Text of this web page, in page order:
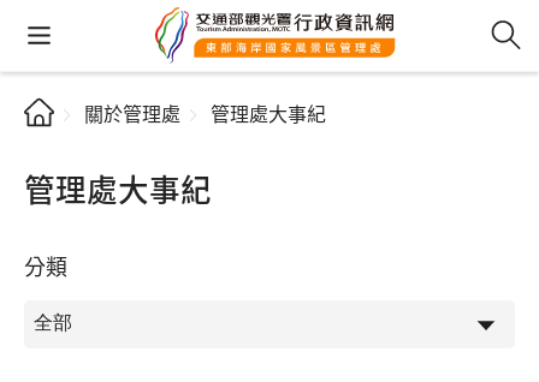
關於管理處 管理處大事紀
管理處大事紀
分類